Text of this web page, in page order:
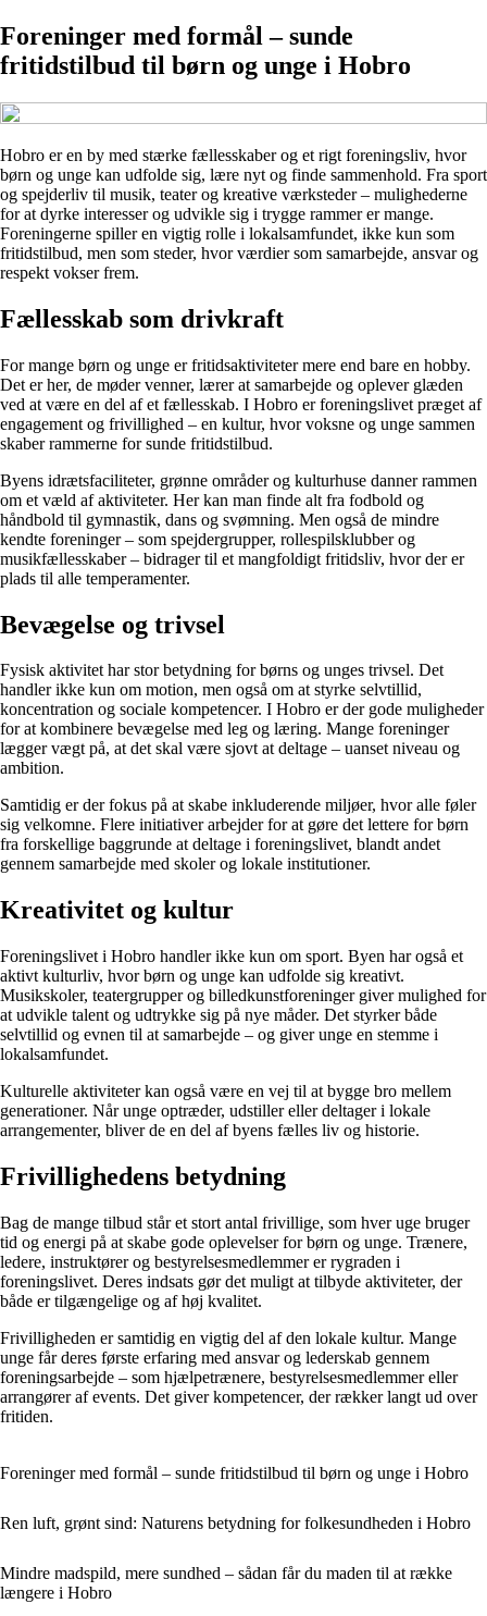
Foreninger med formål – sunde
fritidstilbud til børn og unge i Hobro
Hobro er en by med stærke fællesskaber og et rigt foreningsliv, hvor
børn og unge kan udfolde sig, lære nyt og finde sammenhold. Fra sport
og spejderliv til musik, teater og kreative værksteder – mulighederne
for at dyrke interesser og udvikle sig i trygge rammer er mange.
Foreningerne spiller en vigtig rolle i lokalsamfundet, ikke kun som
fritidstilbud, men som steder, hvor værdier som samarbejde, ansvar og
respekt vokser frem.
Fællesskab som drivkraft
For mange børn og unge er fritidsaktiviteter mere end bare en hobby.
Det er her, de møder venner, lærer at samarbejde og oplever glæden
ved at være en del af et fællesskab. I Hobro er foreningslivet præget af
engagement og frivillighed – en kultur, hvor voksne og unge sammen
skaber rammerne for sunde fritidstilbud.
Byens idrætsfaciliteter, grønne områder og kulturhuse danner rammen
om et væld af aktiviteter. Her kan man finde alt fra fodbold og
håndbold til gymnastik, dans og svømning. Men også de mindre
kendte foreninger – som spejdergrupper, rollespilsklubber og
musikfællesskaber – bidrager til et mangfoldigt fritidsliv, hvor der er
plads til alle temperamenter.
Bevægelse og trivsel
Fysisk aktivitet har stor betydning for børns og unges trivsel. Det
handler ikke kun om motion, men også om at styrke selvtillid,
koncentration og sociale kompetencer. I Hobro er der gode muligheder
for at kombinere bevægelse med leg og læring. Mange foreninger
lægger vægt på, at det skal være sjovt at deltage – uanset niveau og
ambition.
Samtidig er der fokus på at skabe inkluderende miljøer, hvor alle føler
sig velkomne. Flere initiativer arbejder for at gøre det lettere for børn
fra forskellige baggrunde at deltage i foreningslivet, blandt andet
gennem samarbejde med skoler og lokale institutioner.
Kreativitet og kultur
Foreningslivet i Hobro handler ikke kun om sport. Byen har også et
aktivt kulturliv, hvor børn og unge kan udfolde sig kreativt.
Musikskoler, teatergrupper og billedkunstforeninger giver mulighed for
at udvikle talent og udtrykke sig på nye måder. Det styrker både
selvtillid og evnen til at samarbejde – og giver unge en stemme i
lokalsamfundet.
Kulturelle aktiviteter kan også være en vej til at bygge bro mellem
generationer. Når unge optræder, udstiller eller deltager i lokale
arrangementer, bliver de en del af byens fælles liv og historie.
Frivillighedens betydning
Bag de mange tilbud står et stort antal frivillige, som hver uge bruger
tid og energi på at skabe gode oplevelser for børn og unge. Trænere,
ledere, instruktører og bestyrelsesmedlemmer er rygraden i
foreningslivet. Deres indsats gør det muligt at tilbyde aktiviteter, der
både er tilgængelige og af høj kvalitet.
Frivilligheden er samtidig en vigtig del af den lokale kultur. Mange
unge får deres første erfaring med ansvar og lederskab gennem
foreningsarbejde – som hjælpetrænere, bestyrelsesmedlemmer eller
arrangører af events. Det giver kompetencer, der rækker langt ud over
fritiden.
Foreninger med formål – sunde fritidstilbud til børn og unge i Hobro
Ren luft, grønt sind: Naturens betydning for folkesundheden i Hobro
Mindre madspild, mere sundhed – sådan får du maden til at række
længere i Hobro